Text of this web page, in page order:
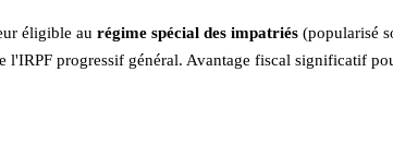
éligible au régime spécial des impatriés (popularisé
l'IRPF progressif général. Avantage fiscal significatif